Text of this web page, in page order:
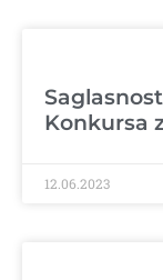
Konkursa
12.06.2023